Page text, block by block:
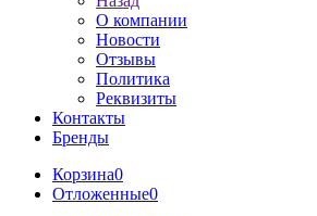
О компании
Новости
Отзывы
Политика
Реквизиты
Контакты
Бренды
Корзина0
Отложенные0